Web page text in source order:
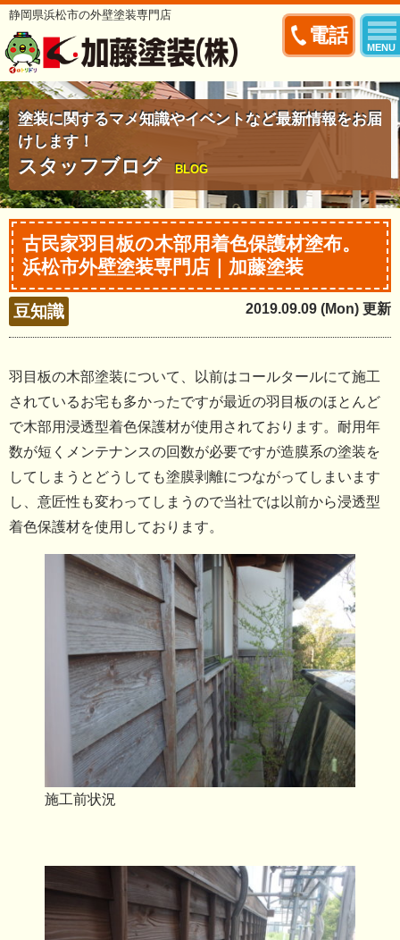
電話
MENU
静岡県浜松市の外壁塗装専門店
塗装に関するマメ知識やイベントなど最新情報をお届
けします！
スタッフブログ BLOG
古民家羽目板の木部用着色保護材塗布。
浜松市外壁塗装専門店｜加藤塗装
豆知識 2019.09.09 (Mon) 更新
羽目板の木部塗装について、以前はコールタールにて施工
されているお宅も多かったですが最近の羽目板のほとんど
で木部用浸透型着色保護材が使用されております。耐用年
数が短くメンテナンスの回数が必要ですが造膜系の塗装を
してしまうとどうしても塗膜剥離につながってしまいます
し、意匠性も変わってしまうので当社では以前から浸透型
着色保護材を使用しております。
施工前状況